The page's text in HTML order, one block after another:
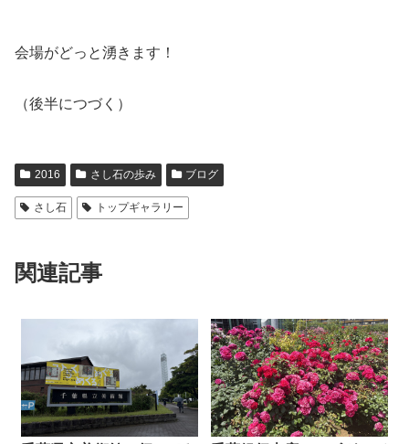
会場がどっと湧きます！
（後半につづく）
2016 さし石の歩み ブログ
さし石 トップギャラリー
関連記事